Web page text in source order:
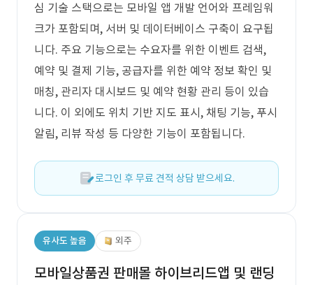
심 기술 스택으로는 모바일 앱 개발 언어와 프레임워
크가 포함되며, 서버 및 데이터베이스 구축이 요구됩
니다. 주요 기능으로는 수요자를 위한 이벤트 검색,
예약 및 결제 기능, 공급자를 위한 예약 정보 확인 및
매칭, 관리자 대시보드 및 예약 현황 관리 등이 있습
니다. 이 외에도 위치 기반 지도 표시, 채팅 기능, 푸시
알림, 리뷰 작성 등 다양한 기능이 포함됩니다.
로그인 후 무료 견적 상담 받으세요.
유사도 높음 외주
모바일상품권 판매몰 하이브리드앱 및 랜딩